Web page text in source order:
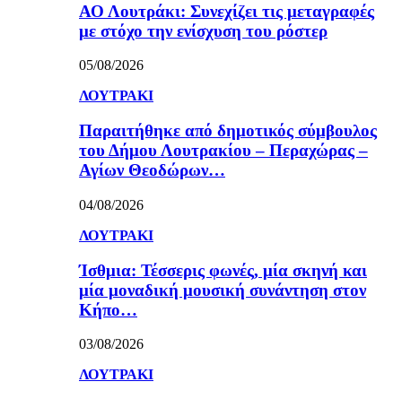
ΑΟ Λουτράκι: Συνεχίζει τις μεταγραφές
με στόχο την ενίσχυση του ρόστερ
05/08/2026
ΛΟΥΤΡΑΚΙ
Παραιτήθηκε από δημοτικός σύμβουλος
του Δήμου Λουτρακίου – Περαχώρας –
Αγίων Θεοδώρων…
04/08/2026
ΛΟΥΤΡΑΚΙ
Ίσθμια: Τέσσερις φωνές, μία σκηνή και
μία μοναδική μουσική συνάντηση στον
Κήπο…
03/08/2026
ΛΟΥΤΡΑΚΙ